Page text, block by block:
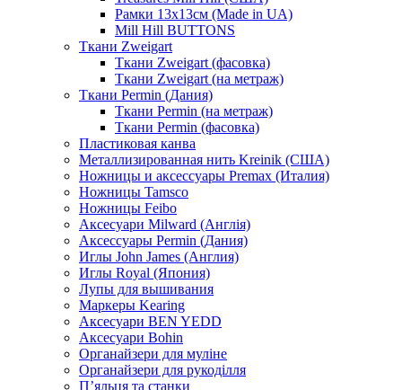
Рамки 13х13см (Made in UA)
Mill Hill BUTTONS
Ткани Zweigart
Ткани Zweigart (фасовка)
Ткани Zweigart (на метраж)
Ткани Permin (Дания)
Ткани Permin (на метраж)
Ткани Permin (фасовка)
Пластиковая канва
Металлизированная нить Kreinik (США)
Ножницы и аксессуары Premax (Италия)
Ножницы Tamsco
Ножницы Feibo
Аксесуари Milward (Англія)
Аксессуары Permin (Дания)
Иглы John James (Англия)
Иглы Royal (Япония)
Лупы для вышивания
Маркеры Kearing
Аксесуари BEN YEDD
Аксесуари Bohin
Органайзери для муліне
Органайзери для рукоділля
П’яльця та станки